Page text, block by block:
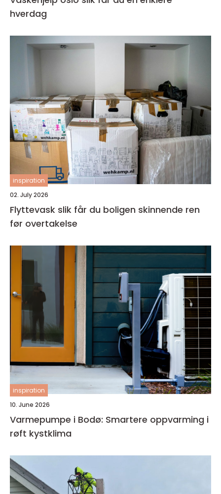
hverdag
inspiration
02. July 2026
Flyttevask slik får du boligen skinnende ren
før overtakelse
inspiration
10. June 2026
Varmepumpe i Bodø: Smartere oppvarming i
røft kystklima